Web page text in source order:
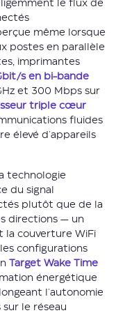
même lorsque
postes en parallèle
imprimantes
s en bi-bande
et 300 Mbps sur
triple cœur
fluides
élevé d'appareils
technologie
du signal
plutôt que de la
directions — un
la couverture WiFi
configurations
Target Wake Time
énergétique
l'autonomie
le réseau